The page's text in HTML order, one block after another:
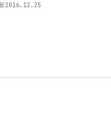
2016.12.25